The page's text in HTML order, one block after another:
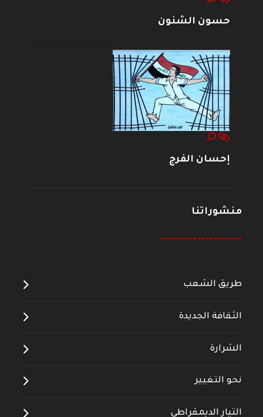
حسون الشنون
إحسان الفرج
منشوراتنا
--------------------
طريق الشعب
الثقافة الجديدة
الشرارة
نحو التغيير
التيار الديمقراطي